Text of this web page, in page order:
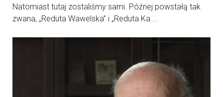
Natomiast tutaj zostaliśmy sami. Późnej powstałą tak
zwana, „Reduta Wawelska” i „Reduta Ka ...